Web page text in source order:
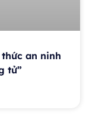
thức an ninh
tử”